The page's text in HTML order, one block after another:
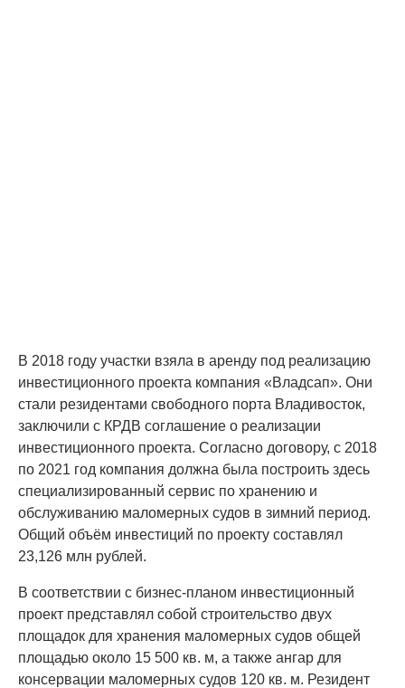
В 2018 году участки взяла в аренду под реализацию
инвестиционного проекта компания «Владсап». Они
стали резидентами свободного порта Владивосток,
заключили с КРДВ соглашение о реализации
инвестиционного проекта. Согласно договору, с 2018
по 2021 год компания должна была построить здесь
специализированный сервис по хранению и
обслуживанию маломерных судов в зимний период.
Общий объём инвестиций по проекту составлял
23,126 млн рублей.
В соответствии с бизнес-планом инвестиционный
проект представлял собой строительство двух
площадок для хранения маломерных судов общей
площадью около 15 500 кв. м, а также ангар для
консервации маломерных судов 120 кв. м. Резидент